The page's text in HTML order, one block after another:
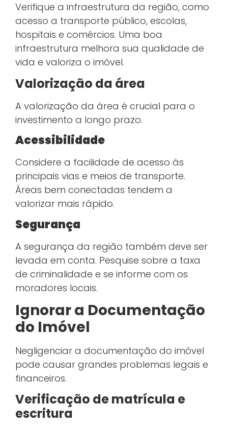
Verifique a infraestrutura da região, como
acesso a transporte público, escolas,
hospitais e comércios. Uma boa
infraestrutura melhora sua qualidade de
vida e valoriza o imóvel.
Valorização da área
A valorização da área é crucial para o
investimento a longo prazo.
Acessibilidade
Considere a facilidade de acesso às
principais vias e meios de transporte.
Áreas bem conectadas tendem a
valorizar mais rápido.
Segurança
A segurança da região também deve ser
levada em conta. Pesquise sobre a taxa
de criminalidade e se informe com os
moradores locais.
Ignorar a Documentação
do Imóvel
Negligenciar a documentação do imóvel
pode causar grandes problemas legais e
financeiros.
Verificação de matrícula e
escritura